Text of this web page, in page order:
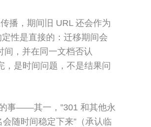
播，期间旧 URL 还会作为
性是直接的：迁移期间会
，并在同一文档否认
，是时间问题，不是结果问
事——其一，”301 和其他永
随时间稳定下来”（承认临